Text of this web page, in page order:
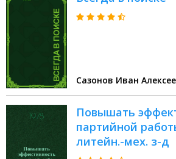
Сазонов Иван
Повышать
партийной
литейн.-мех. з-д